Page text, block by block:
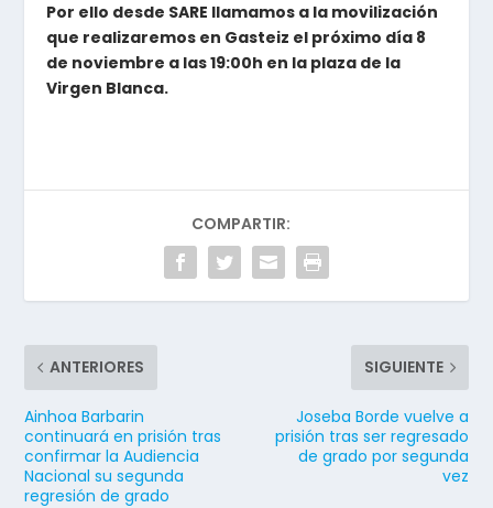
Por ello desde SARE llamamos a la movilización
que realizaremos en Gasteiz el próximo día 8
de noviembre a las 19:00h en la plaza de la
Virgen Blanca.
COMPARTIR:
ANTERIORES
Ainhoa Barbarin
continuará en prisión tras
confirmar la Audiencia
Nacional su segunda
regresión de grado
SIGUIENTE
Joseba Borde vuelve a
prisión tras ser regresado
de grado por segunda
vez